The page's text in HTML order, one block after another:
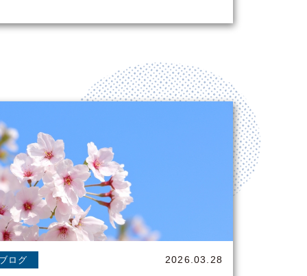
ログ 2026.03.28